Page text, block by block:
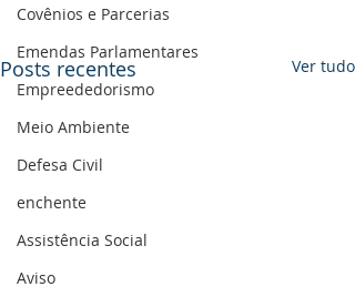
Covênios e Parcerias
Emendas Parlamentares
Empreededorismo
Meio Ambiente
Defesa Civil
enchente
Assistência Social
Aviso
Posts recentes Ver tudo